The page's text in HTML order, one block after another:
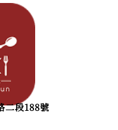
二段188號